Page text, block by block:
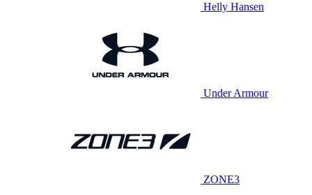
Helly Hansen
Under Armour
ZONE3